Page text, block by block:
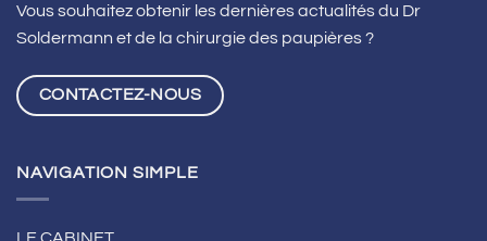
à
Lyon
Vous souhaitez obtenir les dernières actualités du Dr
Soldermann et de la chirurgie des paupières ?
CONTACTEZ-NOUS
NAVIGATION SIMPLE